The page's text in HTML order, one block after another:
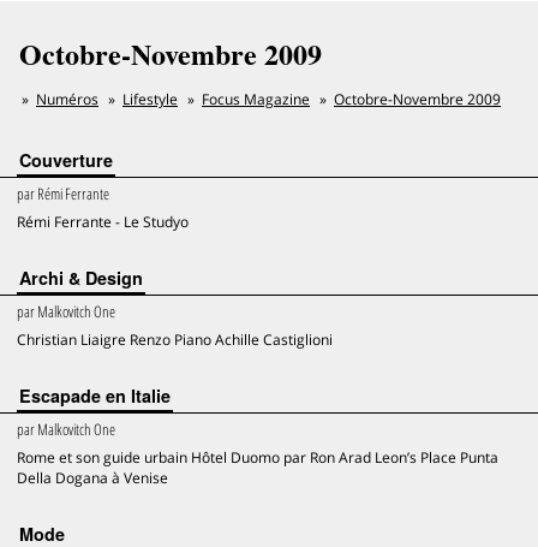
Octobre-Novembre 2009
Numéros Lifestyle Focus Magazine Octobre-Novembre 2009
Couverture
parRémi Ferrante
Rémi Ferrante - Le Studyo
Archi & Design
parMalkovitch One
Christian Liaigre Renzo Piano Achille Castiglioni
Escapade en Italie
parMalkovitch One
Rome et son guide urbain Hôtel Duomo par Ron Arad Leon’s Place Punta
Della Dogana à Venise
Mode